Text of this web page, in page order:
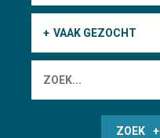
VAAK GEZOCHT
ZOEK